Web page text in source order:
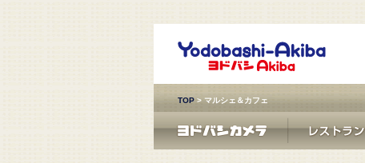
TOP > マルシェ＆カフェ